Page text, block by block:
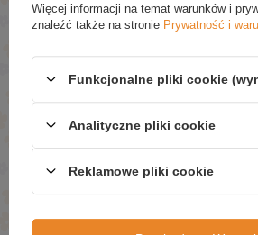
Wyślij
Więcej informacji na temat warunków i
znaleźć także na stronie Prywatność i
Funkcjonalne pliki cookie
Analityczne pliki cookie
Reklamowe pliki cookie